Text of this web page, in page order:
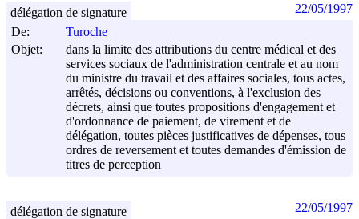
De:
Turoche
Objet:
dans la limite des attributions du centre médical et des
services sociaux de l'administration centrale et au nom
du ministre du travail et des affaires sociales, tous actes,
arrêtés, décisions ou conventions, à l'exclusion des
décrets, ainsi que toutes propositions d'engagement et
d'ordonnance de paiement, de virement et de
délégation, toutes pièces justificatives de dépenses, tous
ordres de reversement et toutes demandes d'émission de
titres de perception
délégation de signature 22/05/1997
délégation de signature 22/05/1997